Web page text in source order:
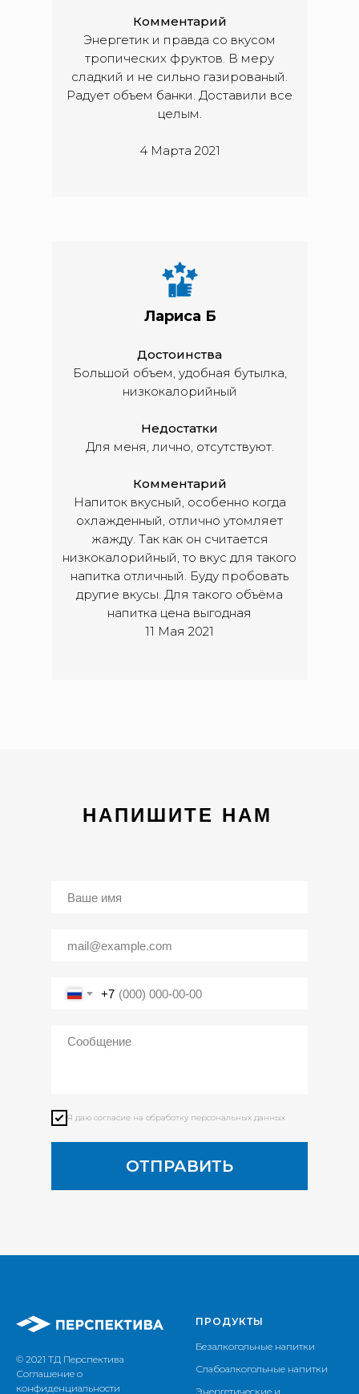
Комментарий
Энергетик и правда со вкусом
тропических фруктов. В меру
сладкий и не сильно газированый.
Радует объем банки. Доставили все
целым.
4 Марта 2021
Достоинства
Большой объем, удобная бутылка,
низкокалорийный
Недостатки
Для меня, лично, отсутствуют.
Комментарий
Напиток вкусный, особенно когда
охлажденный, отлично утомляет
жажду. Так как он считается
низкокалорийный, то вкус для такого
напитка отличный. Буду пробовать
другие вкусы. Для такого объёма
напитка цена выгодная
11 Мая 2021
Лариса Б
НАПИШИТЕ НАМ
+7
Я даю согласие на обработку персональных данных
ОТПРАВИТЬ
© 2021 ТД Перспектива
Соглашение о
конфиденциальности
ПРОДУКТЫ
Безалкогольные напитки
Слабоалкогольные напитки
Энергетические и